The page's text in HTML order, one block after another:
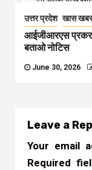
उत्तर प्रदेश खास खबर
आईजीआरएस
बताओ नोटिस
June 30, 2026
Leave a
Your email
Required